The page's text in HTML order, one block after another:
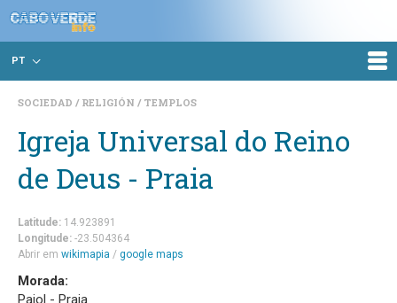
PT
SOCIEDAD RELIGIÓN TEMPLOS
Igreja Universal do Reino
de Deus - Praia
Latitude: 14.923891
Longitude: -23.504364
Abrir em wikimapia / google maps
Morada:
Paiol - Praia